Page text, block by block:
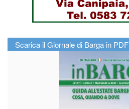
Scarica il Giornale di Barga in PDF